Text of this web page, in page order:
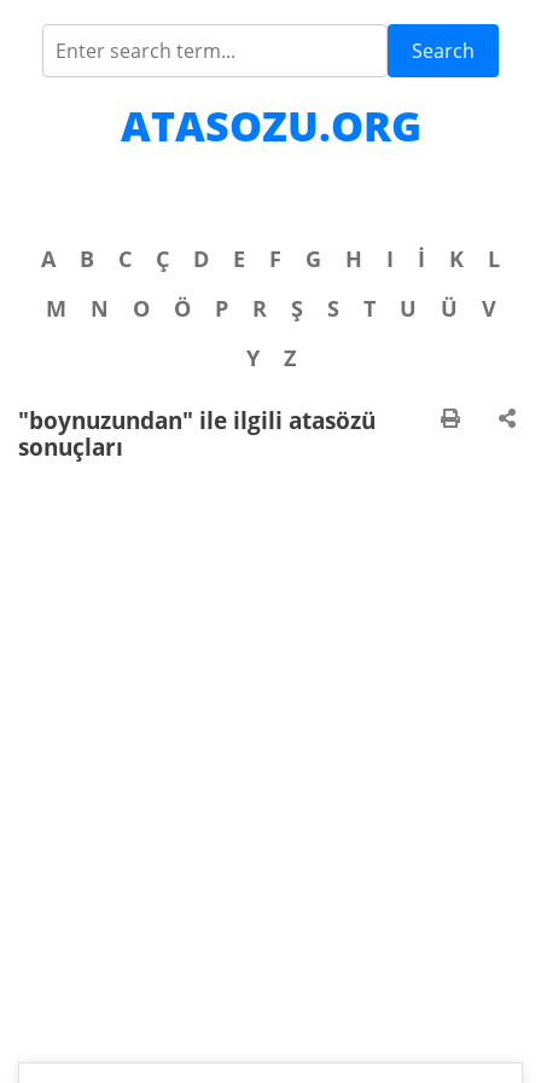
Search
ATASOZU.ORG
A B C Ç D E F G H I İ K
L
M
N O Ö P R Ş S T U Ü
V
Y
Z
"boynuzundan" ile ilgili atasözü
sonuçları